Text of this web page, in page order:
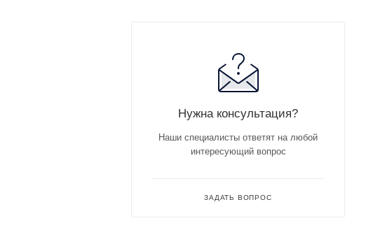
Нужна консультация?
Наши специалисты ответят на любой
интересующий вопрос
ЗАДАТЬ ВОПРОС